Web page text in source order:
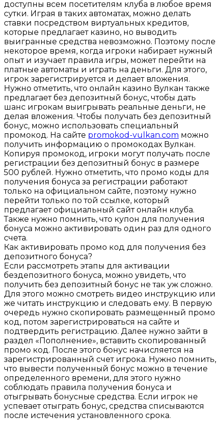
доступны всем посетителям клуба в любое время
сутки. Играя в таких автоматах, можно делать
ставки посредством виртуальных кредитов,
которые предлагает казино, но выводить
выигранные средства невозможно. Поэтому после
некоторое время, когда игроки набирает нужный
опыт и изучает правила игры, может перейти на
платные автоматы и играть на деньги. Для этого,
игрок зарегистрируется и делает вложения.
Нужно отметить, что онлайн казино Вулкан также
предлагает без депозитный бонус, чтобы дать
шанс игрокам выигрывать реальные деньги, не
делая вложения. Чтобы получать без депозитный
бонус, можно использовать специальный
промокод. На сайте promokod-vulkan.com можно
получить информацию о промокодах Вулкан.
Копируя промокод, игроки могут получать после
регистрации без депозитный бонус в размере
500 рублей. Нужно отметить, что промо коды для
получения бонуса за регистрации работают
только на официальном сайте, поэтому нужно
перейти только по той ссылке, который
предлагает официальный сайт онлайн клуба.
Также нужно помнить, что купон для получения
бонуса можно активировать один раз для одного
счета.
Как активировать промо код для получения без
депозитного бонуса?
Если рассмотреть этапы для активации
бездепозитного бонуса, можно увидеть, что
получить без депозитный бонус не так уж сложно.
Для этого можно смотреть видео инструкцию или
же читать инструкцию и следовать ему. В первую
очередь нужно скопировать размещенный промо
код, потом зарегистрироваться на сайте и
подтвердить регистрацию. Далее нужно зайти в
раздел «Пополнение», вставить скопированный
промо код. После этого бонус начисляется на
зарегистрированный счет игрока. Нужно помнить,
что вывести полученный бонус можно в течение
определенного времени, для этого нужно
соблюдать правила получения бонуса и
отыгрывать бонусные средства. Если игрок не
успевает отыграть бонус, средства списываются
после истечения установленного срока.